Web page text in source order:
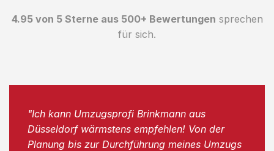
4.95 von 5 Sterne aus 500+ Bewertungen sprechen
für sich.
"Ich kann Umzugsprofi Brinkmann aus
Düsseldorf wärmstens empfehlen! Von der
Planung bis zur Durchführung meines Umzugs